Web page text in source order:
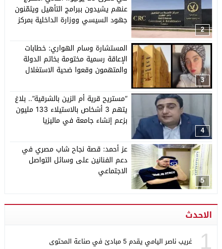
2
عنهم يشيدون ببرامج التأهيل ويثمّنون
جهود السيسي ووزارة الداخلية بمركز
3
المستشارة وسام الهواري: خطابات
الإعاقة رسمية مختومة بخاتم الدولة
والمتهمون وقعوا ضحية الاستغلال
4
“مستريح قرية أم الزين بالشرقية”.. بلاغ
يتهم 3 أشخاص بالاستيلاء 133 مليون
بزعم إنشاء جامعة في ماليزيا
5
عز أحمد: قصة نجاح شاب مصري في
دعم الفنانين على وسائل التواصل
الاجتماعي
الاحدث
1 غريب ناصر اليامي يقدم 5 مبادئ في صناعة المحتوى